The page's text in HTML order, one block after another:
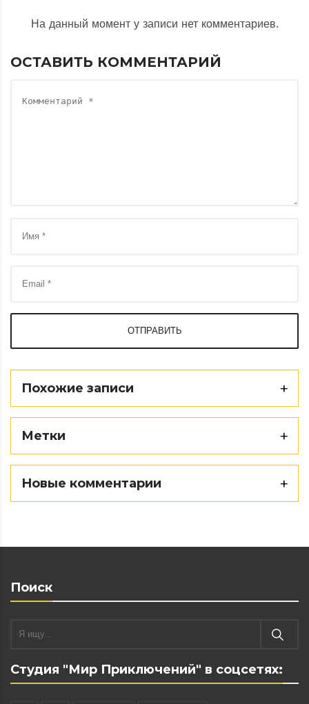
Похожие записи
На данный момент у записи нет комментариев.
ОСТАВИТЬ КОММЕНТАРИЙ
ОТПРАВИТЬ
Метки
Новые комментарии
Студия "Мир Приключений" в соцсетях:
Поиск